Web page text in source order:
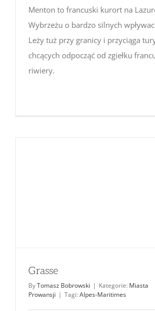
Menton to francuski kurort na
Wybrzeżu o bardzo silnych
Leży tuż przy granicy i przyciąga
chcących odpocząć od zgiełku
riwiery.
Grasse
ByTomasz Bobrowski | Kategorie: Miasta
Prowansji | Tagi: Alpes-Maritimes